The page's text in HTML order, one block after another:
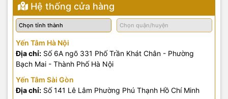
Hệ thống cửa hàng
Yến Tâm Hà Nội
Địa chỉ: Số 6A ngõ 331 Phố Trần Khát Chân - Phường
Bạch Mai - Thành Phố Hà Nội
Yến Tâm Sài Gòn
Địa chỉ: Số 141 Lê Lâm Phường Phú Thạnh Hồ Chí Minh